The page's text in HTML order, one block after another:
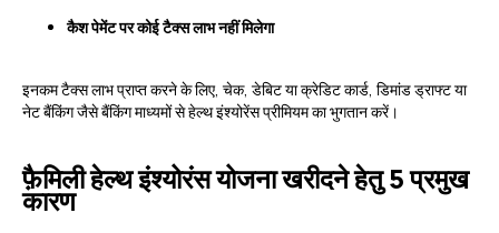
कैश पेमेंट पर कोई टैक्स लाभ नहीं मिलेगा
इनकम टैक्स लाभ प्राप्त करने के लिए, चेक, डेबिट या क्रेडिट कार्ड, डिमांड ड्राफ्ट या
नेट बैंकिंग जैसे बैंकिंग माध्यमों से हेल्थ इंश्योरेंस प्रीमियम का भुगतान करें।
फ़ैमिली हेल्थ इंश्योरंस योजना खरीदने हेतु 5 प्रमुख
कारण